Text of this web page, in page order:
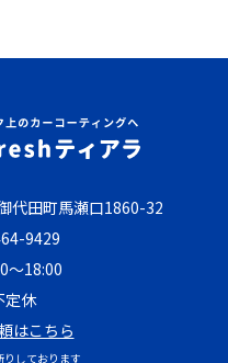
代田町馬瀬口1860-32
9429
18:00
休
はこちら
しております